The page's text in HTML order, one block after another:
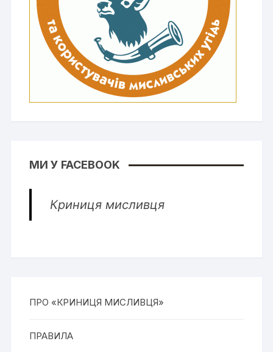
МИ У FACEBOOK
Криниця мисливця
ПРО «КРИНИЦЯ МИСЛИВЦЯ»
ПРАВИЛА